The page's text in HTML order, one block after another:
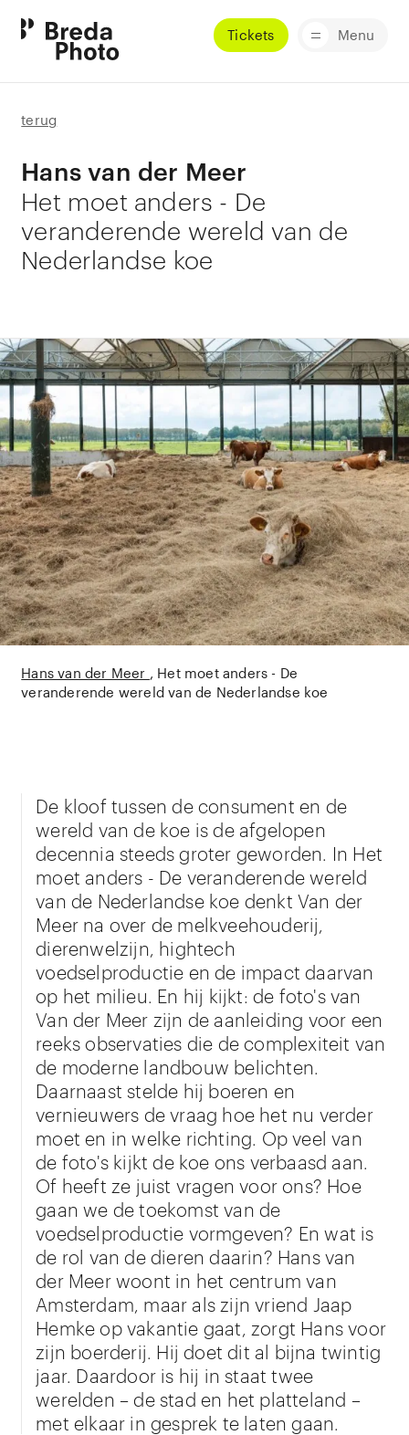
Tickets Menu
terug
Hans van der Meer
Het moet anders - De
veranderende wereld van de
Nederlandse koe
Hans van der Meer
Het moet anders - De
veranderende wereld van de Nederlandse koe
De kloof tussen de consument en de
wereld van de koe is de afgelopen
decennia steeds groter geworden. In Het
moet anders - De veranderende wereld
van de Nederlandse koe denkt Van der
Meer na over de melkveehouderij,
dierenwelzijn, hightech
voedselproductie en de impact daarvan
op het milieu. En hij kijkt: de foto's van
Van der Meer zijn de aanleiding voor een
reeks observaties die de complexiteit van
de moderne landbouw belichten.
Daarnaast stelde hij boeren en
vernieuwers de vraag hoe het nu verder
moet en in welke richting. Op veel van
de foto's kijkt de koe ons verbaasd aan.
Of heeft ze juist vragen voor ons? Hoe
gaan we de toekomst van de
voedselproductie vormgeven? En wat is
de rol van de dieren daarin? Hans van
der Meer woont in het centrum van
Amsterdam, maar als zijn vriend Jaap
Hemke op vakantie gaat, zorgt Hans voor
zijn boerderij. Hij doet dit al bijna twintig
jaar. Daardoor is hij in staat twee
werelden – de stad en het platteland –
met elkaar in gesprek te laten gaan.